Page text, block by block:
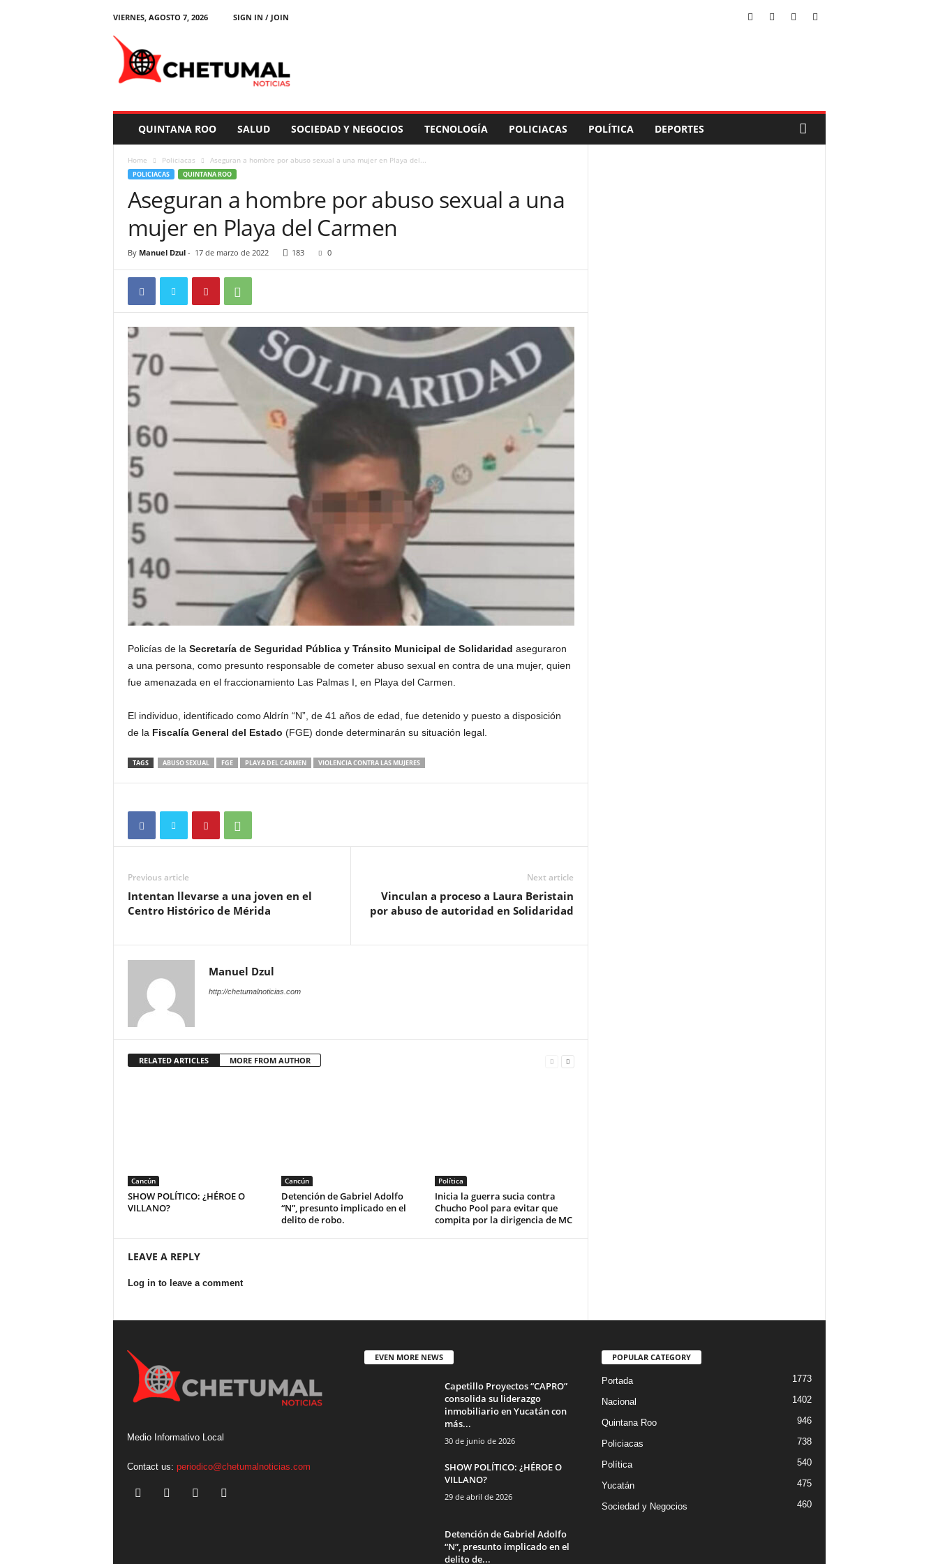
VIERNES, AGOSTO 7, 2026
SIGN IN / JOIN
QUINTANA ROO SALUD SOCIEDAD Y NEGOCIOS TECNOLOGÍA POLICIACAS POLÍTICA DEPORTES
Home Policiacas Aseguran a hombre por abuso sexual a una mujer en Playa del...
POLICIACAS QUINTANA ROO
Aseguran a hombre por abuso sexual a una
mujer en Playa del Carmen
By Manuel Dzul- 17 de marzo de 2022 183 0
Policías de la Secretaría de Seguridad Pública y Tránsito Municipal de Solidaridad aseguraron
a una persona, como presunto responsable de cometer abuso sexual en contra de una mujer, quien
fue amenazada en el fraccionamiento Las Palmas I, en Playa del Carmen.
El individuo, identificado como Aldrín “N”, de 41 años de edad, fue detenido y puesto a disposición
de la Fiscalía General del Estado (FGE) donde determinarán su situación legal.
TAGS ABUSO SEXUAL FGE PLAYA DEL CARMEN VIOLENCIA CONTRA LAS MUJERES
Previous article
Intentan llevarse a una joven en el
Centro Histórico de Mérida
Next article
Vinculan a proceso a Laura Beristain
por abuso de autoridad en Solidaridad
Manuel Dzul
http://chetumalnoticias.com
RELATED ARTICLES MORE FROM AUTHOR
Cancún
SHOW POLÍTICO: ¿HÉROE O
VILLANO?
Cancún
Detención de Gabriel Adolfo
“N”, presunto implicado en el
delito de robo.
Política
Inicia la guerra sucia contra
Chucho Pool para evitar que
compita por la dirigencia de MC
LEAVE A REPLY
Log in to leave a comment
Medio Informativo Local
Contact us: periodico@chetumalnoticias.com
EVEN MORE NEWS
Capetillo Proyectos “CAPRO”
consolida su liderazgo
inmobiliario en Yucatán con
más...
30 de junio de 2026
SHOW POLÍTICO: ¿HÉROE O
VILLANO?
29 de abril de 2026
Detención de Gabriel Adolfo
“N”, presunto implicado en el
delito de...
POPULAR CATEGORY
Portada 1773
Nacional 1402
Quintana Roo 946
Policiacas 738
Política 540
Yucatán 475
Sociedad y Negocios 460